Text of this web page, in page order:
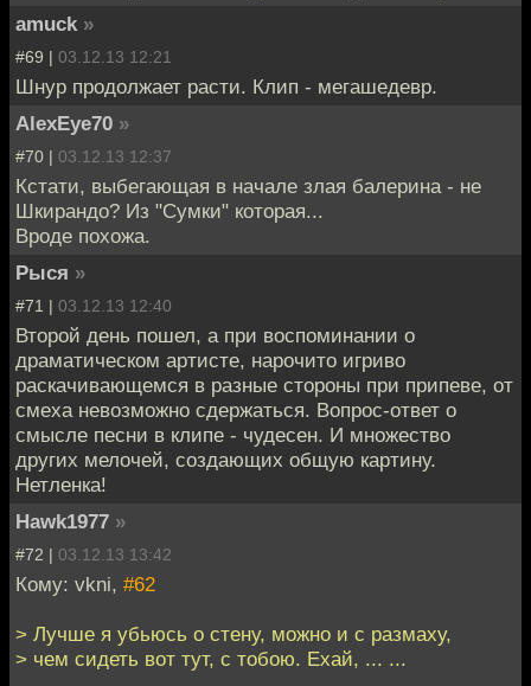
amuck »
#69 | 03.12.13 12:21
Шнур продолжает расти. Клип - мегашедевр.
AlexEye70 »
#70 | 03.12.13 12:37
Кстати, выбегающая в начале злая балерина - не
Шкирандо? Из "Сумки" которая...
Вроде похожа.
Рыся »
#71 | 03.12.13 12:40
Второй день пошел, а при воспоминании о
драматическом артисте, нарочито игриво
раскачивающемся в разные стороны при припеве, от
смеха невозможно сдержаться. Вопрос-ответ о
смысле песни в клипе - чудесен. И множество
других мелочей, создающих общую картину.
Нетленка!
Hawk1977 »
#72 | 03.12.13 13:42
Кому: vkni, #62
> Лучше я убьюсь о стену, можно и с размаху,
> чем сидеть вот тут, с тобою. Ехай, ... ...